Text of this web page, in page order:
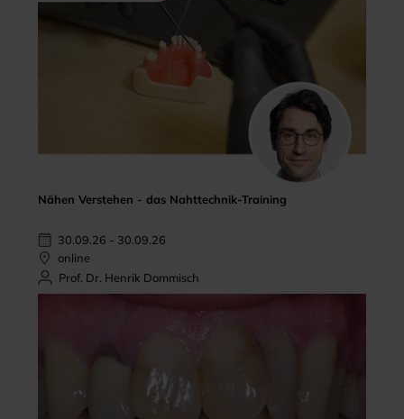
Nähen Verstehen - das Nahttechnik-Training
30.09.26 - 30.09.26
online
Prof. Dr. Henrik Dommisch